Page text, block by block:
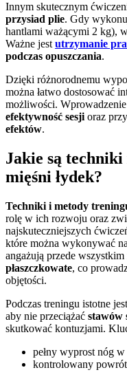
Innym skutecznym
przysiad plie. Gdy
hantlami ważącymi 2 kg),
Ważne jest utrzymanie
podczas opuszczania.
Dzięki różnorodnemu
można łatwo dostosować
możliwości.
efektywność sesji oraz
efektów.
Jakie są
mięśni łydek?
Techniki i metody
rolę w ich rozwoju oraz
najskuteczniejszych
które można wykonywać
angażują przede wszystkim
płaszczkowate, co
objętości.
Podczas treningu istotne
aby nie przeciążać stawów
skutkować kontuzjami.
pełny wyprost nóg
kontrolowany